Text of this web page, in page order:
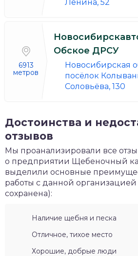
Ленина, 52
6913
метров
Обское ДРСУ
Новосибирская
посёлок
Соловьёва, 130
Достоинства и
отзывов
Мы проанализировали все
о предприятии Щебеночный
выделили основные
работы с данной
сохранена):
Наличие щебня и песка
Отличное, тихое место
Хорошие, добрые люди